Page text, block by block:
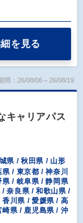
を見る
間：26/08/06～26/08/19
キャリアパス
県 / 秋田県 / 山形
/ 東京都 / 神奈川
/ 岐阜県 / 静岡県
奈良県 / 和歌山県 /
川県 / 愛媛県 / 高
県 / 鹿児島県 / 沖